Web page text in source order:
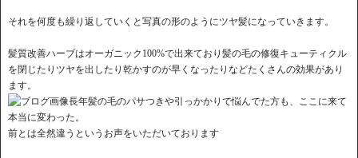
それを何度も繰り返していくと写真の形のようにツヤ髪になっていきます。
髪質改善ハーブはオーガニック100%で出来ており髪の毛の修復キューティクル
を閉じたりツヤを出したり乾かすのが早くなったりなどたくさんの効果があり
ます。
長年髪の毛のパサつきや引っかかりで悩んでた方も、ここに来て
本当に変わった。
前とは全然違うというお声をいただいております